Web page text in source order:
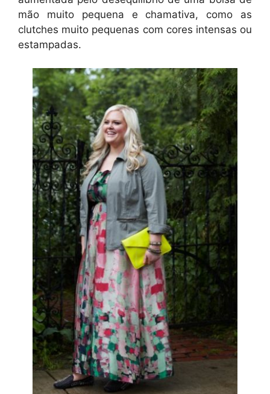
mão muito pequena e chamativa, como as
clutches muito pequenas com cores intensas ou
estampadas.